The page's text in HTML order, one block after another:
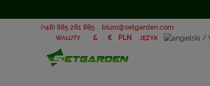
(+48) 885 281 885 biuro@setgarden.com
JĘZYK
WALUTY